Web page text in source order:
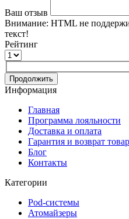
Ваш отзыв
Внимание: HTML не
текст!
Рейтинг
Продолжить
Информация
Главная
Программа лояльности
Доставка и оплата
Гарантия и возврат
Блог
Контакты
Категории
Pod-системы
Атомайзеры